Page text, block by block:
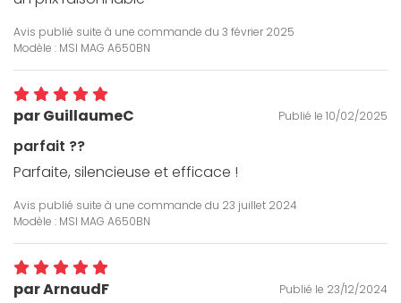
Avis publié suite à une commande du 3 février 2025
Modèle : MSI MAG A650BN
par GuillaumeC Publié le 10/02/2025
parfait ??
Parfaite, silencieuse et efficace !
Avis publié suite à une commande du 23 juillet 2024
Modèle : MSI MAG A650BN
par ArnaudF Publié le 23/12/2024